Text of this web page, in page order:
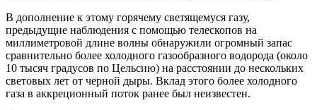
В дополнение к этому горячему светящемуся газу,
предыдущие наблюдения с помощью телескопов на
миллиметровой длине волны обнаружили огромный запас
сравнительно более холодного газообразного водорода (около
10 тысяч градусов по Цельсию) на расстоянии до нескольких
световых лет от черной дыры. Вклад этого более холодного
газа в аккреционный поток ранее был неизвестен.